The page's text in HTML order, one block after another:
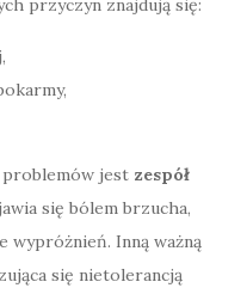
przyczyn znajdują się:
problemów jest zespół
się bólem brzucha,
wypróżnień. Inną ważną
się nietolerancją